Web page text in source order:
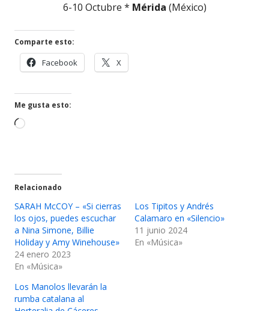
6-10 Octubre * Mérida (México)
Comparte esto:
Facebook
en
X
en
Me gusta esto:
Cargando...
Relacionado
SARAH McCOY – «Si cierras
los ojos, puedes escuchar
a Nina Simone, Billie
Holiday y Amy Winehouse»
24 enero 2023
En «Música»
Los Tipitos y Andrés
Calamaro en «Silencio»
11 junio 2024
En «Música»
Los Manolos llevarán la
rumba catalana al